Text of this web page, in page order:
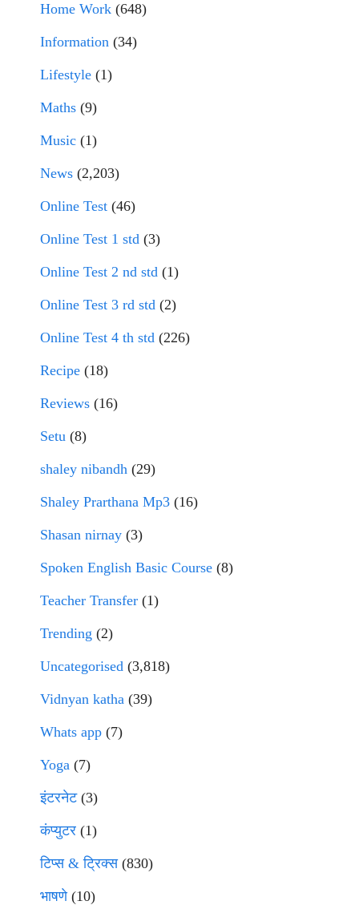
Home Work (648)
Information (34)
Lifestyle (1)
Maths (9)
Music (1)
News (2,203)
Online Test (46)
Online Test 1 std (3)
Online Test 2 nd std (1)
Online Test 3 rd std (2)
Online Test 4 th std (226)
Recipe (18)
Reviews (16)
Setu (8)
shaley nibandh (29)
Shaley Prarthana Mp3 (16)
Shasan nirnay (3)
Spoken English Basic Course (8)
Teacher Transfer (1)
Trending (2)
Uncategorised (3,818)
Vidnyan katha (39)
Whats app (7)
Yoga (7)
इंटरनेट(3)
कंप्युटर (1)
टिप्स & ट्रिक्स(830)
भाषणे(10)